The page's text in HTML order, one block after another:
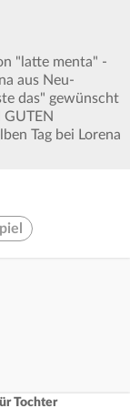
"latte menta" -
aus Neu-
das" gewünscht
Tag bei Lorena
Tochter